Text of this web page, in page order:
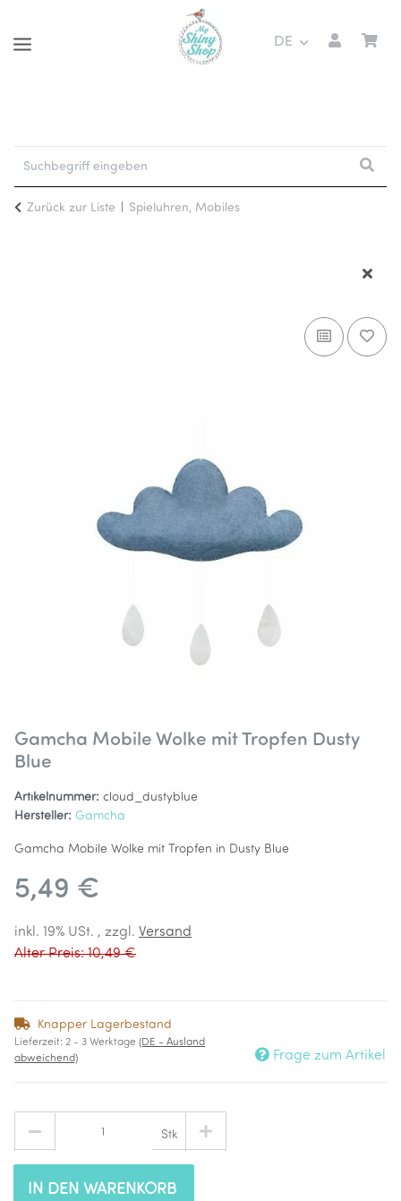
DE
Zurück zur Liste Spieluhren, Mobiles
Gamcha Mobile Wolke mit Tropfen Dusty
Blue
Artikelnummer: cloud_dustyblue
Hersteller: Gamcha
Gamcha Mobile Wolke mit Tropfen in Dusty Blue
5,49 €
inkl. 19% USt. , zzgl. Versand
Alter Preis: 10,49 €
Knapper Lagerbestand
Lieferzeit: 2 - 3 Werktage (DE - Ausland
abweichend)
Frage zum Artikel
Stk
IN DEN WARENKORB